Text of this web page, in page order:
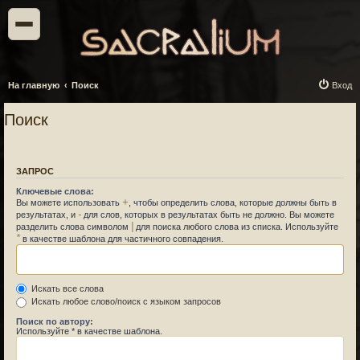
На главную Поиск Вход
Поиск
ЗАПРОС
Ключевые слова:
Вы можете использовать + , чтобы определить слова, которые должны быть в
результатах, и - для слов, которых в результатах быть не должно. Вы можете
разделить слова символом | для поиска любого слова из списка. Используйте
*в качестве шаблона для частичного совпадения.
Искать все слова
Искать любое слово/поиск с языком запросов
Поиск по автору:
Используйте * в качестве шаблона.